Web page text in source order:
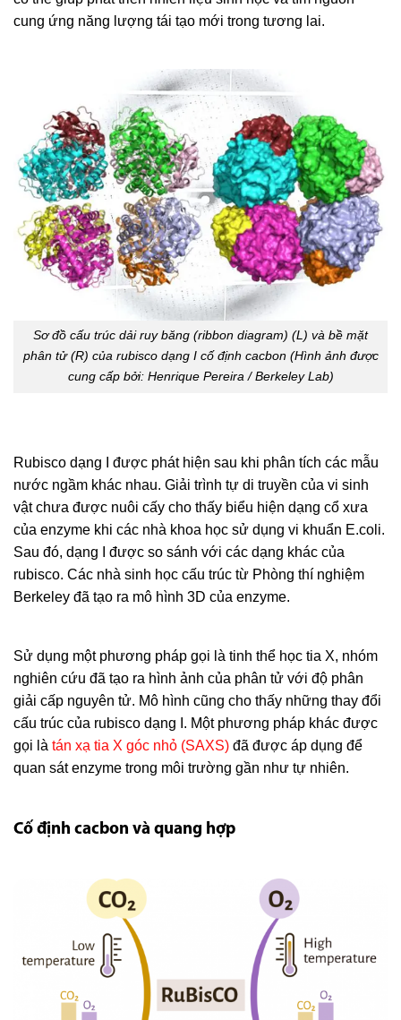
cung ứng năng lượng tái tạo mới trong tương lai.
Sơ đồ cấu trúc dải ruy băng (ribbon diagram) (L) và bề mặt
phân tử (R) của rubisco dạng I cố định cacbon (Hình ảnh được
cung cấp bởi: Henrique Pereira / Berkeley Lab)
Rubisco dạng I được phát hiện sau khi phân tích các mẫu
nước ngầm khác nhau. Giải trình tự di truyền của vi sinh
vật chưa được nuôi cấy cho thấy biểu hiện dạng cổ xưa
của enzyme khi các nhà khoa học sử dụng vi khuẩn E.coli.
Sau đó, dạng I được so sánh với các dạng khác của
rubisco. Các nhà sinh học cấu trúc từ Phòng thí nghiệm
Berkeley đã tạo ra mô hình 3D của enzyme.
Sử dụng một phương pháp gọi là tinh thể học tia X, nhóm
nghiên cứu đã tạo ra hình ảnh của phân tử với độ phân
giải cấp nguyên tử. Mô hình cũng cho thấy những thay đổi
cấu trúc của rubisco dạng I. Một phương pháp khác được
gọi là tán xạ tia X góc nhỏ (SAXS) đã được áp dụng để
quan sát enzyme trong môi trường gần như tự nhiên.
Cố định cacbon và quang hợp